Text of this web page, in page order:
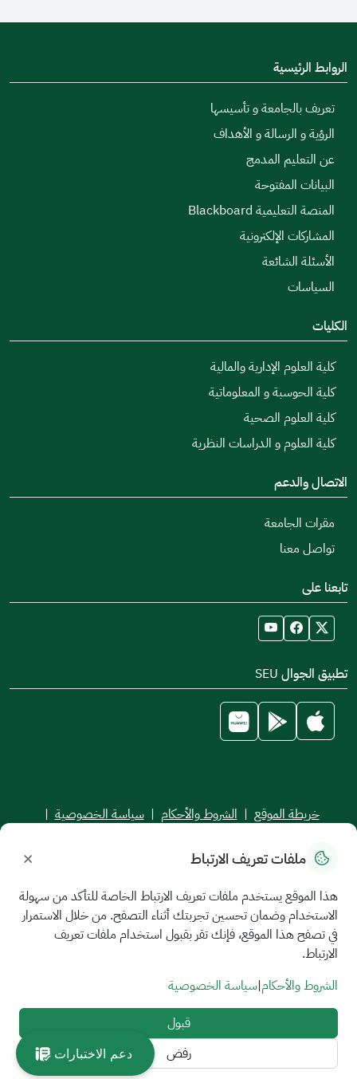
الروابط الرئيسية
تعريف بالجامعة و تأسيسها
الرؤية و الرسالة و الأهداف
عن التعليم المدمج
البيانات المفتوحة
المنصة التعليمية Blackboard
المشاركات الإلكترونية
الأسئلة الشائعة
السياسات
الكليات
كلية العلوم الإدارية والمالية
كلية الحوسبة و المعلوماتية
كلية العلوم الصحية
كلية العلوم و الدراسات النظرية
الاتصال والدعم
مقرات الجامعة
تواصل معنا
تابعنا على
تطبيق الجوال SEU
خريطة الموقع | الشروط والأحكام | سياسة الخصوصية |
جميع الحقوق محفوظة للجامعة السعودية الإلكترونية © 2026
ملفات تعريف الارتباط ×
هذا الموقع يستخدم ملفات تعريف الارتباط الخاصة للتأكد من سهولة
الاستخدام وضمان تحسين تجربتك أثناء التصفح. من خلال الاستمرار
في تصفح هذا الموقع، فإنك تقر بقبول استخدام ملفات تعريف
الارتباط.
الشروط والأحكام|سياسة الخصوصية
قبول
رفض
دعم الاختبارات